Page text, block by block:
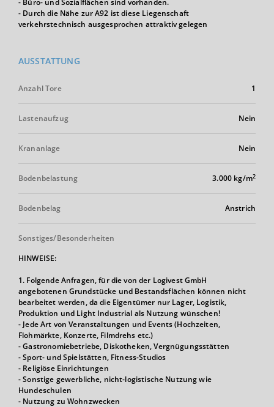
- Büro- und Sozialflächen sind vorhanden.
- Durch die Nähe zur A92 ist diese Liegenschaft
verkehrstechnisch ausgesprochen attraktiv gelegen
AUSSTATTUNG
Anzahl Tore 1
Lastenaufzug Nein
Krananlage Nein
Bodenbelastung 3.000 kg/m2
Bodenbelag Anstrich
Sonstiges/Besonderheiten
HINWEISE:
1. Folgende Anfragen, für die von der Logivest GmbH
angebotenen Grundstücke und Bestandsflächen können nicht
bearbeitet werden, da die Eigentümer nur Lager, Logistik,
Produktion und Light Industrial als Nutzung wünschen!
- Jede Art von Veranstaltungen und Events (Hochzeiten,
Flohmärkte, Konzerte, Filmdrehs etc.)
- Gastronomiebetriebe, Diskotheken, Vergnügungsstätten
- Sport- und Spielstätten, Fitness-Studios
- Religiöse Einrichtungen
- Sonstige gewerbliche, nicht-logistische Nutzung wie
Hundeschulen
- Nutzung zu Wohnzwecken